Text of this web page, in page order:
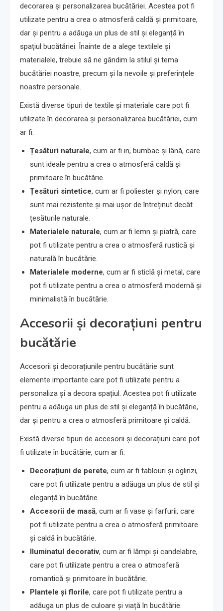
decorarea și personalizarea bucătăriei. Acestea pot fi
utilizate pentru a crea o atmosferă caldă și primitoare,
dar și pentru a adăuga un plus de stil și eleganță în
spațiul bucătăriei. Înainte de a alege textilele și
materialele, trebuie să ne gândim la stilul și tema
bucătăriei noastre, precum și la nevoile și preferințele
noastre personale.
Există diverse tipuri de textile și materiale care pot fi
utilizate în decorarea și personalizarea bucătăriei, cum
ar fi:
Țesături naturale, cum ar fi in, bumbac și lână, care
sunt ideale pentru a crea o atmosferă caldă și
primitoare în bucătărie.
Țesături sintetice, cum ar fi poliester și nylon, care
sunt mai rezistente și mai ușor de întreținut decât
țesăturile naturale.
Materialele naturale, cum ar fi lemn și piatră, care
pot fi utilizate pentru a crea o atmosferă rustică și
naturală în bucătărie.
Materialele moderne, cum ar fi sticlă și metal, care
pot fi utilizate pentru a crea o atmosferă modernă și
minimalistă în bucătărie.
Accesorii și decorațiuni pentru
bucătărie
Accesorii și decorațiunile pentru bucătărie sunt
elemente importante care pot fi utilizate pentru a
personaliza și a decora spațiul. Acestea pot fi utilizate
pentru a adăuga un plus de stil și eleganță în bucătărie,
dar și pentru a crea o atmosferă primitoare și caldă.
Există diverse tipuri de accesorii și decorațiuni care pot
fi utilizate în bucătărie, cum ar fi:
Decorațiuni de perete, cum ar fi tablouri și oglinzi,
care pot fi utilizate pentru a adăuga un plus de stil și
eleganță în bucătărie.
Accesorii de masă, cum ar fi vase și farfurii, care
pot fi utilizate pentru a crea o atmosferă primitoare
și caldă în bucătărie.
Iluminatul decorativ, cum ar fi lămpi și candelabre,
care pot fi utilizate pentru a crea o atmosferă
romantică și primitoare în bucătărie.
Plantele și florile, care pot fi utilizate pentru a
adăuga un plus de culoare și viață în bucătărie.